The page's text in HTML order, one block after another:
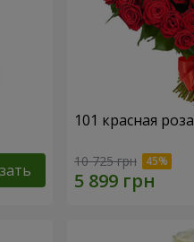
101 красная роза
10 725 грн